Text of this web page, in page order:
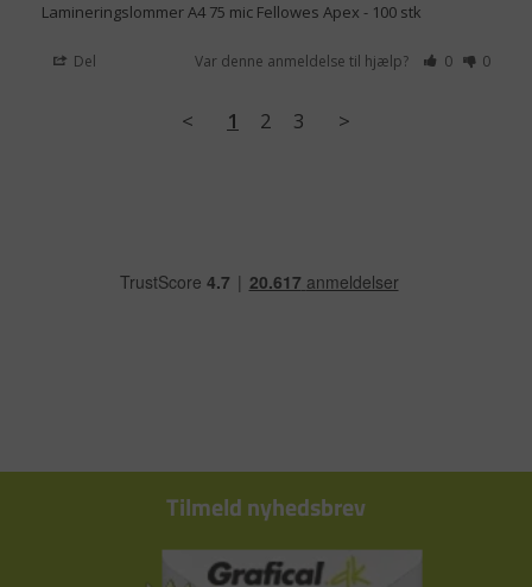
Lamineringslommer A4 75 mic Fellowes Apex - 100 stk
Del Var denne anmeldelse til hjælp? 0 0
< 1 2 3 >
Tilmeld nyhedsbrev